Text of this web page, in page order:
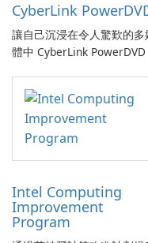
CyberLink
讓自己沉浸在令人驚歎的多
體中 CyberLink PowerDVD
Intel Computing
Improvement
Program